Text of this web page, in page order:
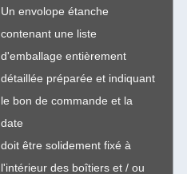
Un envolope étanche
contenant une liste
d'emballage entièrement
détaillée préparée et indiquant
le bon de commande et la
date
doit être solidement fixé à
l'intérieur des boîtiers et / ou